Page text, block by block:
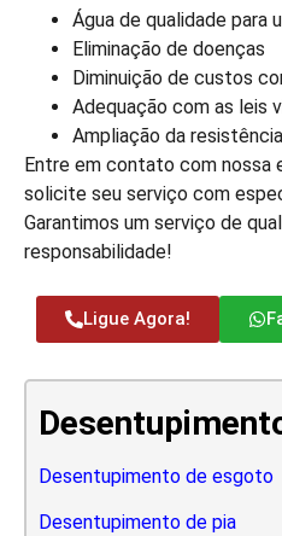
Água de qualidade para
Eliminação de doenças
Diminuição de custos
Adequação com as leis
Ampliação da
Entre em contato com nossa
solicite seu serviço com
Garantimos um serviço de
responsabilidade!
Ligue Agora!
Desentupimento de esgoto
Desentupimento de pia